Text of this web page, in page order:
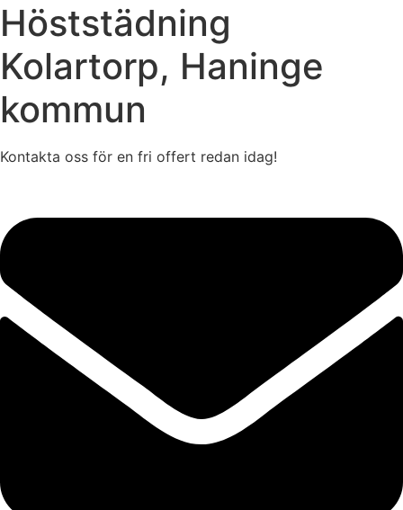
Höststädning
Kolartorp, Haninge
kommun
Kontakta oss för en fri offert redan idag!